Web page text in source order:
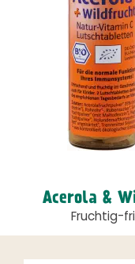
Acerola &
Fruchtig-